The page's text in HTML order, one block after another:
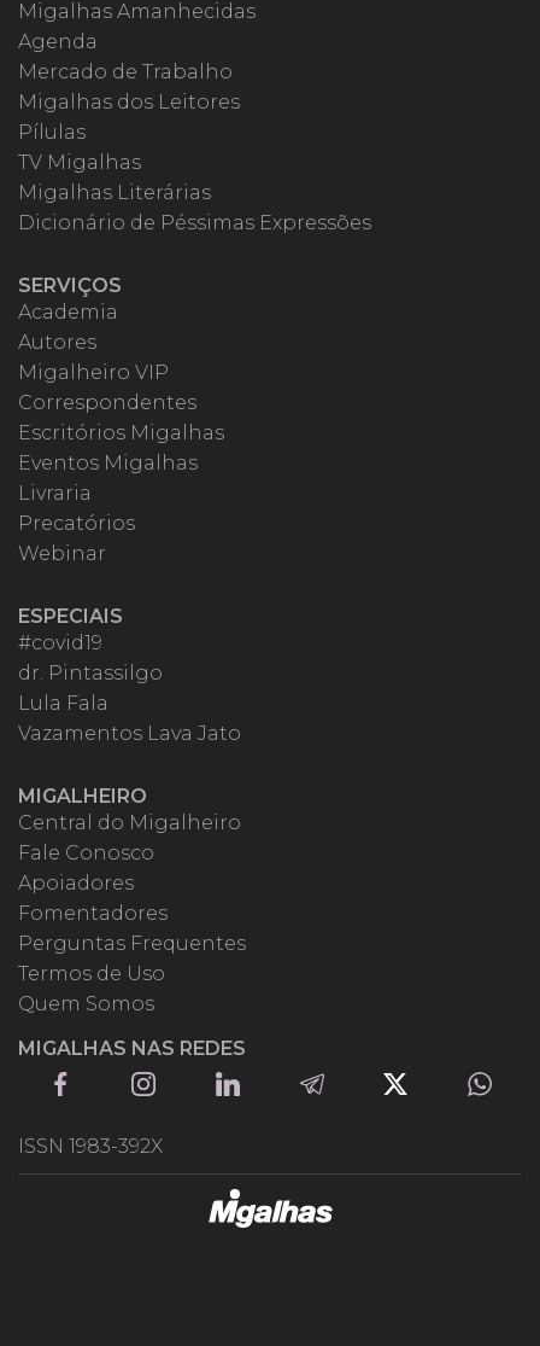
Migalhas Amanhecidas
Agenda
Mercado de Trabalho
Migalhas dos Leitores
Pílulas
TV Migalhas
Migalhas Literárias
Dicionário de Péssimas Expressões
SERVIÇOS
Academia
Autores
Migalheiro VIP
Correspondentes
Escritórios Migalhas
Eventos Migalhas
Livraria
Precatórios
Webinar
ESPECIAIS
#covid19
dr. Pintassilgo
Lula Fala
Vazamentos Lava Jato
MIGALHEIRO
Central do Migalheiro
Fale Conosco
Apoiadores
Fomentadores
Perguntas Frequentes
Termos de Uso
Quem Somos
MIGALHAS NAS REDES
ISSN 1983-392X